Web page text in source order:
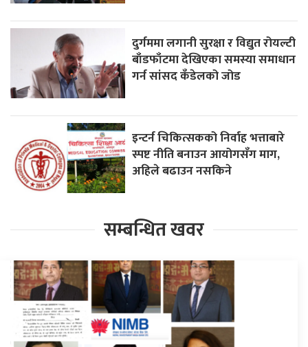
दुर्गममा लगानी सुरक्षा र विद्युत रोयल्टी
बाँडफाँटमा देखिएका समस्या समाधान
गर्न सांसद कँडेलको जोड
इन्टर्न चिकित्सकको निर्वाह भत्ताबारे
स्पष्ट नीति बनाउन आयोगसँग माग,
अहिले बढाउन नसकिने
सम्बन्धित खवर